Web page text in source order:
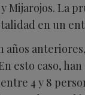
y Mijarojos. La
en un
años
esto caso,
4 y 8